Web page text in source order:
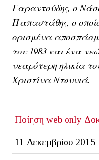
Γαραντούδης, ο
Παπαστάθης, ο
ορισμένα
του 1983 και ένα
νεαρότερη ηλικία
Χριστίνα Ντουνιά.
Ποίηση web only
11 Δεκεμβρίου 2015